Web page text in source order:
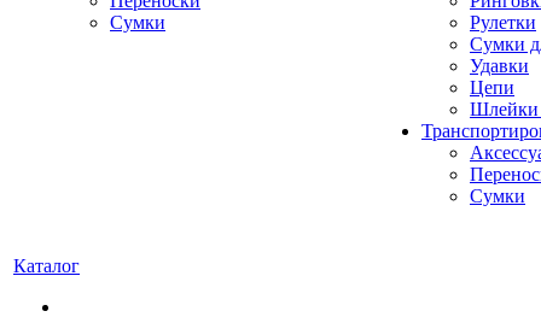
Сумки
Рулетки
Сумки
Удавки
Цепи
Шлейки
Сумки
Каталог